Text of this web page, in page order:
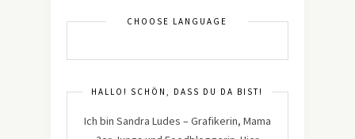
CHOOSE LANGUAGE
HALLO! SCHÖN, DASS DU DA BIST!
Ich bin Sandra Ludes – Grafikerin, Mama